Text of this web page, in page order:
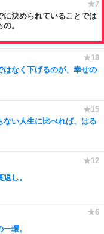
に決められていることでは
。
はなく下げるのが、幸せの
い人生に比べれば、はる
し。
環。